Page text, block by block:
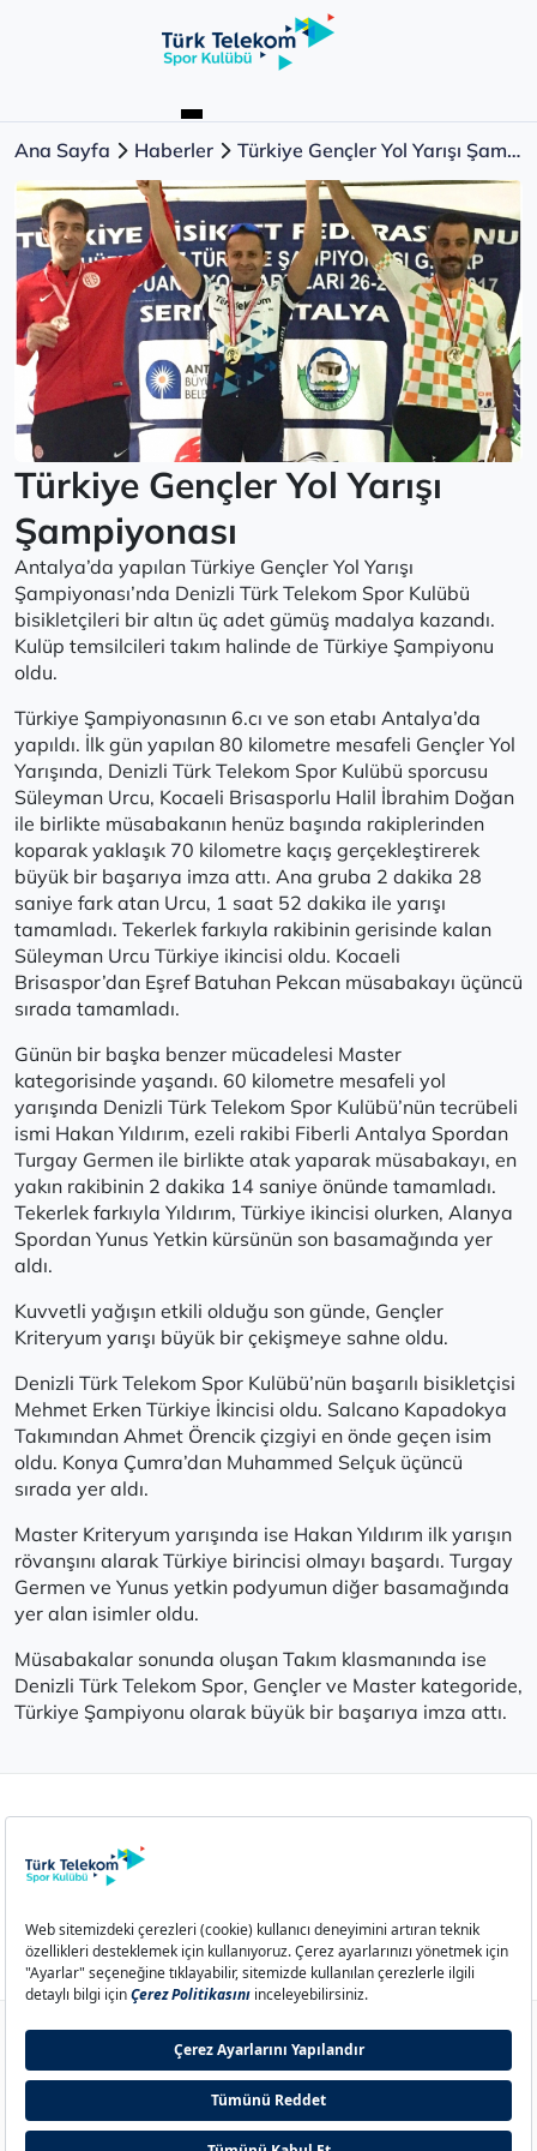
Ana Sayfa Haberler Türkiye Gençler Yol Yarışı Şampiyonası
Türkiye Gençler Yol Yarışı
Şampiyonası
Antalya’da yapılan Türkiye Gençler Yol Yarışı
Şampiyonası’nda Denizli Türk Telekom Spor Kulübü
bisikletçileri bir altın üç adet gümüş madalya kazandı.
Kulüp temsilcileri takım halinde de Türkiye Şampiyonu
oldu.
Türkiye Şampiyonasının 6.cı ve son etabı Antalya’da
yapıldı. İlk gün yapılan 80 kilometre mesafeli Gençler Yol
Yarışında, Denizli Türk Telekom Spor Kulübü sporcusu
Süleyman Urcu, Kocaeli Brisasporlu Halil İbrahim Doğan
ile birlikte müsabakanın henüz başında rakiplerinden
koparak yaklaşık 70 kilometre kaçış gerçekleştirerek
büyük bir başarıya imza attı. Ana gruba 2 dakika 28
saniye fark atan Urcu, 1 saat 52 dakika ile yarışı
tamamladı. Tekerlek farkıyla rakibinin gerisinde kalan
Süleyman Urcu Türkiye ikincisi oldu. Kocaeli
Brisaspor’dan Eşref Batuhan Pekcan müsabakayı üçüncü
sırada tamamladı.
Günün bir başka benzer mücadelesi Master
kategorisinde yaşandı. 60 kilometre mesafeli yol
yarışında Denizli Türk Telekom Spor Kulübü’nün tecrübeli
ismi Hakan Yıldırım, ezeli rakibi Fiberli Antalya Spordan
Turgay Germen ile birlikte atak yaparak müsabakayı, en
yakın rakibinin 2 dakika 14 saniye önünde tamamladı.
Tekerlek farkıyla Yıldırım, Türkiye ikincisi olurken, Alanya
Spordan Yunus Yetkin kürsünün son basamağında yer
aldı.
Kuvvetli yağışın etkili olduğu son günde, Gençler
Kriteryum yarışı büyük bir çekişmeye sahne oldu.
Denizli Türk Telekom Spor Kulübü’nün başarılı bisikletçisi
Mehmet Erken Türkiye İkincisi oldu. Salcano Kapadokya
Takımından Ahmet Örencik çizgiyi en önde geçen isim
oldu. Konya Çumra’dan Muhammed Selçuk üçüncü
sırada yer aldı.
Master Kriteryum yarışında ise Hakan Yıldırım ilk yarışın
rövanşını alarak Türkiye birincisi olmayı başardı. Turgay
Germen ve Yunus yetkin podyumun diğer basamağında
yer alan isimler oldu.
Müsabakalar sonunda oluşan Takım klasmanında ise
Denizli Türk Telekom Spor, Gençler ve Master kategoride,
Türkiye Şampiyonu olarak büyük bir başarıya imza attı.
İletişim
© 2026 Türk Telekom Spor Kulübü